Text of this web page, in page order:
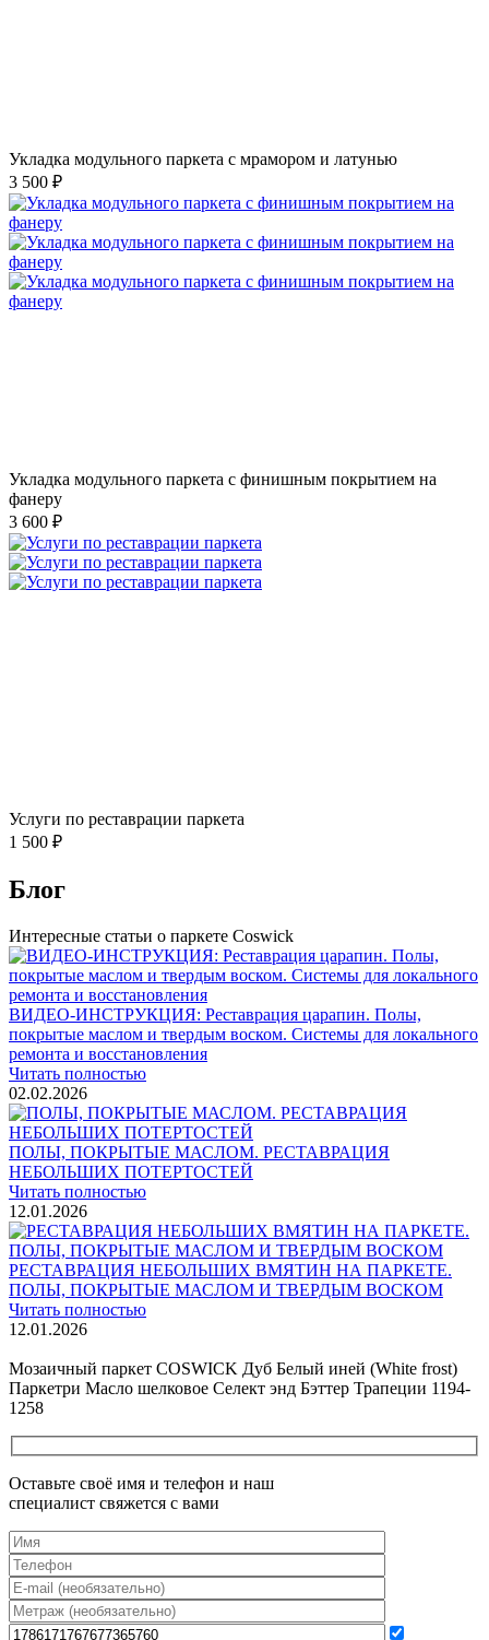
Укладка модульного паркета с мрамором и латунью
3 500 ₽
Укладка модульного паркета с финишным покрытием на
фанеру
3 600 ₽
Услуги по реставрации паркета
1 500 ₽
Блог
Интересные статьи о паркете Coswick
ВИДЕО-ИНСТРУКЦИЯ: Реставрация царапин. Полы,
покрытые маслом и твердым воском. Системы для локального
ремонта и восстановления
Читать полностью
02.02.2026
ПОЛЫ, ПОКРЫТЫЕ МАСЛОМ. РЕСТАВРАЦИЯ
НЕБОЛЬШИХ ПОТЕРТОСТЕЙ
Читать полностью
12.01.2026
РЕСТАВРАЦИЯ НЕБОЛЬШИХ ВМЯТИН НА ПАРКЕТЕ.
ПОЛЫ, ПОКРЫТЫЕ МАСЛОМ И ТВЕРДЫМ ВОСКОМ
Читать полностью
12.01.2026
Мозаичный паркет COSWICK Дуб Белый иней (White frost)
Паркетри Масло шелковое Селект энд Бэттер Трапеции 1194-
1258
Оставьте своё имя и телефон и наш
специалист свяжется с вами